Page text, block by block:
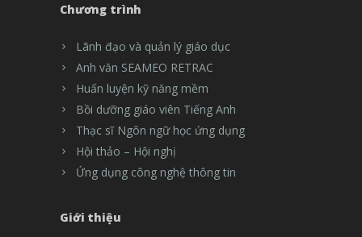
Chương trình
Lãnh đạo và quản lý giáo dục
Anh văn SEAMEO RETRAC
Huấn luyện kỹ năng mềm
Bồi dưỡng giáo viên Tiếng Anh
Thạc sĩ Ngôn ngữ học ứng dụng
Hội thảo – Hội nghị
Ứng dụng công nghệ thông tin
Giới thiệu